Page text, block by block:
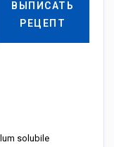
ВЫПИСАТЬ
РЕЦЕПТ
solubile